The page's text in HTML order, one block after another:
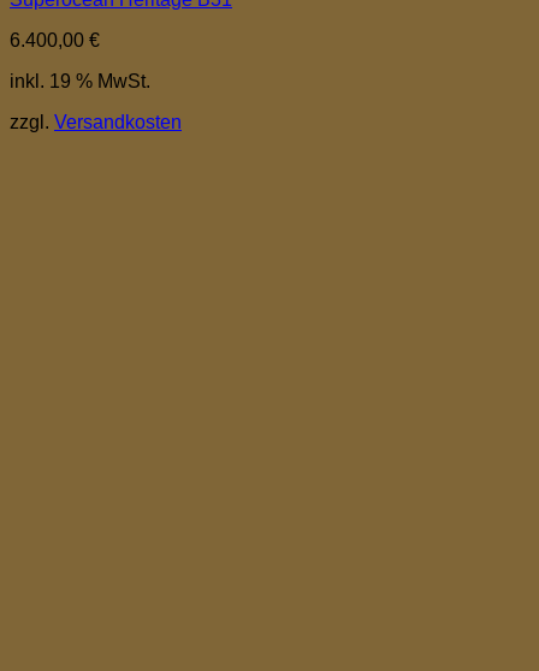
6.400,00 €
inkl. 19 % MwSt.
zzgl. Versandkosten